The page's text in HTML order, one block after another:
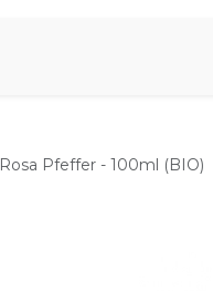
Rosa Pfeffer - 100ml (BIO)